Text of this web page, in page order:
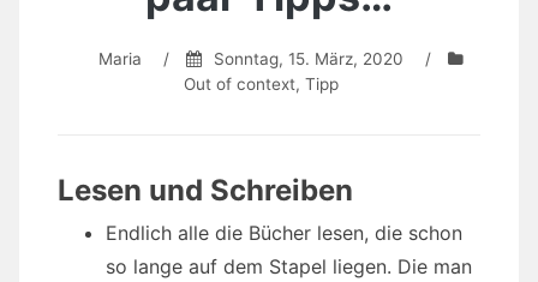
Maria / Sonntag, 15. März, 2020
/
Out of context, Tipp
Lesen und Schreiben
Endlich alle die Bücher lesen, die schon
so lange auf dem Stapel liegen. Die man